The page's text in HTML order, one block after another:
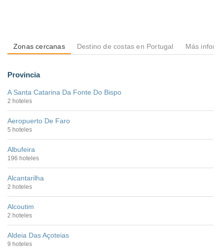
Zonas cercanas Destino de costas en Portugal Más
Provincia
A Santa Catarina Da Fonte Do Bispo
2 hoteles
Aeropuerto De Faro
5 hoteles
Albufeira
196 hoteles
Alcantarilha
2 hoteles
Alcoutim
2 hoteles
Aldeia Das Açoteias
9 hoteles